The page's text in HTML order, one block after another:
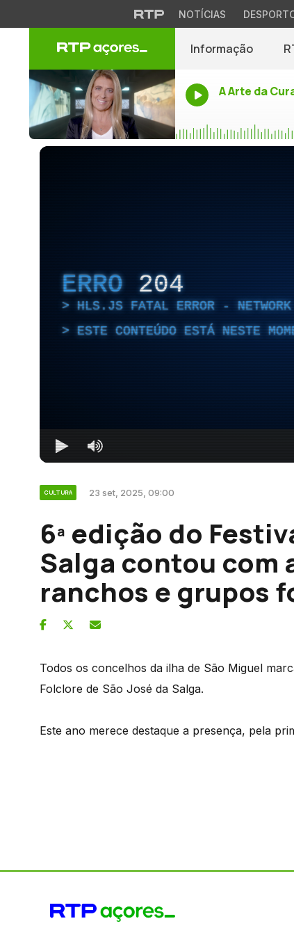
NOTÍCIAS
Informação
A Arte da
ERRO 204
HLS.JS FATAL ERROR - NETWORK
ESTE CONTEÚDO ESTÁ NESTE
CULTURA 23 set, 2025, 09:00
6ª edição do
Salga contou com
ranchos e grupos
Todos os concelhos da ilha de São Miguel
Folclore de São José da Salga.
Este ano merece destaque a presença, pela